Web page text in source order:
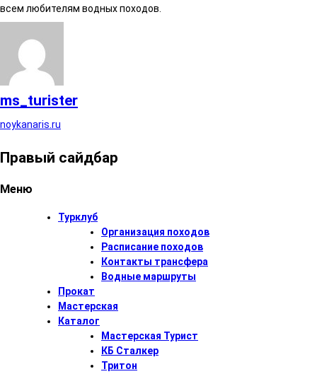
всем любителям водных походов.
ms_turister
noykanaris.ru
Правый сайдбар
Меню
Турклуб
Организация походов
Расписание походов
Контакты трансфера
Водные маршруты
Прокат
Мастерская
Каталог
Мастерская Турист
КБ Сталкер
Тритон